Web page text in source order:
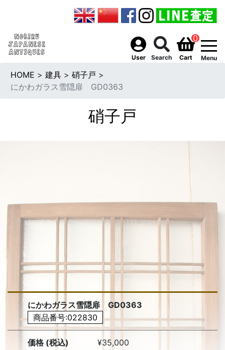
User Search
0
Cart Menu
HOME > 建具 > 硝子戸 >
にかわガラス雪隠扉 GD0363
硝子戸
にかわガラス雪隠扉 GD0363
商品番号:022830
価格 (税込) ¥35,000